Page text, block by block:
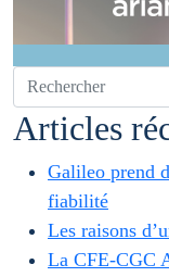
Articles
Galileo prend
fiabilité
Les raisons
La CFE-CGC